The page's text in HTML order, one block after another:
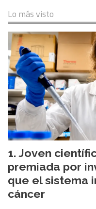
Lo más visto
Joven
premiada por
que el sistema
cáncer